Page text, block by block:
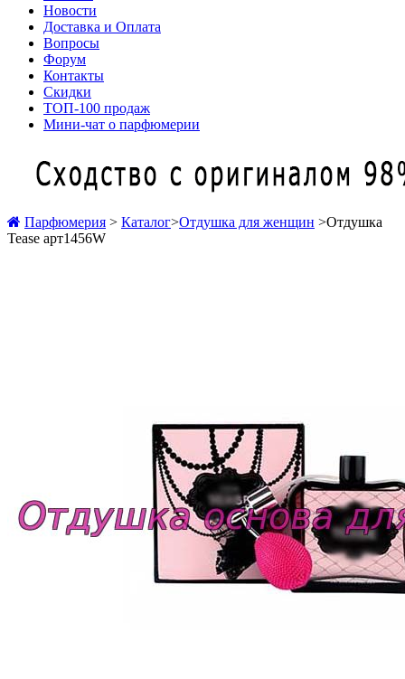
Новости
Доставка и Оплата
Вопросы
Форум
Контакты
Скидки
ТОП-100 продаж
Мини-чат о парфюмерии
Парфюмерия > Каталог>Отдушка для женщин >Отдушка
Tease арт1456W